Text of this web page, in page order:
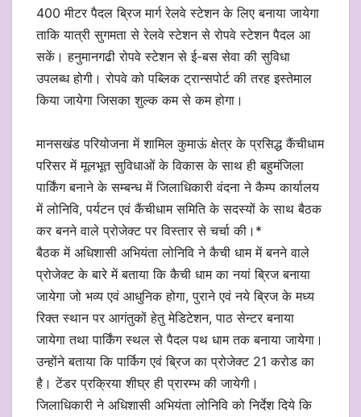
400 मीटर पैदल ब्रिज मार्ग रेलवे स्टेशन के लिए बनाया जायेगा
ताकि यात्री सुगमता से रेलवे स्टेशन से रोपवे स्टेशन पैदल आ
सकें। हनुमानगढी रोपवे स्टेशन से ई-बस सेवा की सुविधा
उपलब्ध होगी। रोपवे को पब्लिक ट्रान्सपोर्ट की तरह इस्तेमाल
किया जायेगा जिसका शुल्क कम से कम होगा।
मानसखंड परियोजना में शामिल कुमाऊं क्षेत्र के प्रसिद्ध कैंचीधाम
परिसर में मूलभूत सुविधाओं के विकास के साथ ही बहुमंजिला
पार्किंग बनाने के सम्बन्ध में जिलाधिकारी वंदना ने कैम्प कार्यालय
में लोनिवि, पर्यटन एवं कैंचीधाम समिति के सदस्यों के साथ बैठक
कर बनने वाले प्रोजेक्ट पर विस्तार से चर्चा की।*
बैठक में अधिशासी अभियंता लोनिवि ने कैची धाम में बनने वाले
प्रोजेक्ट के बारे में बताया कि कैची धाम का नयां ब्रिज बनाया
जायेगा जो भव्य एवं आधुनिक होगा, पुराने एवं नये ब्रिज के मध्य
रिक्त स्थान पर आगंतुकों हेतु मेडिटेशन, पाठ सेन्टर बनाया
जायेगा तथा पार्किंग स्थल से पैदल पथ धाम तक बनाया जायेगा।
उन्होंने बताया कि पार्किग एवं ब्रिज का प्रोजेक्ट 21 करोड का
है। टेंडर प्रक्रिया शीघ्र ही प्रारम्भ की जायेगी।
जिलाधिकारी ने अधिशासी अभियंता लोनिवि को निर्देश दिये कि